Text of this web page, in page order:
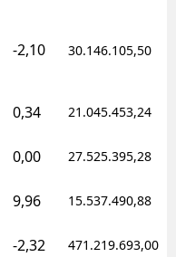
-2,10 30.146.105,50
0,34 21.045.453,24
0,00 27.525.395,28
9,96 15.537.490,88
-2,32 471.219.693,00